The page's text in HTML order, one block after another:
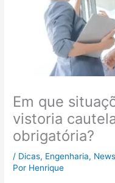
Em que
vistoria
obrigatória?
/ Dicas, Engenharia, News
Por Henrique